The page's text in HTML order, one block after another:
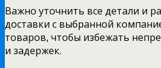
Важно уточнить все детали и
доставки с выбранной
товаров, чтобы избежать
и задержек.